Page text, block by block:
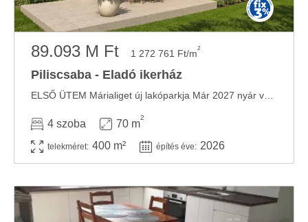
89.093 M Ft 1 272 761 Ft/m2
Piliscsaba - Eladó ikerház
4 szoba 70 m
2
telekméret: 400 m² építés éve: 2026